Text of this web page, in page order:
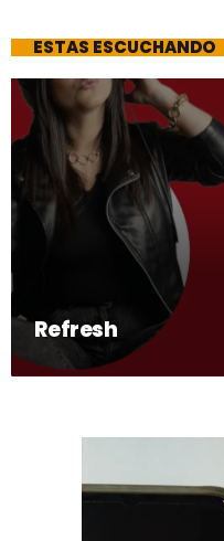
ESTAS ESCUCHANDO
Refresh